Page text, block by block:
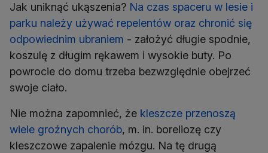
Jak uniknąć ukąszenia? Na czas spaceru w lesie i
parku należy używać repelentów oraz chronić się
odpowiednim ubraniem - założyć długie spodnie,
koszulę z długim rękawem i wysokie buty. Po
powrocie do domu trzeba bezwzględnie obejrzeć
swoje ciało.
Nie można zapomnieć, że kleszcze przenoszą
wiele groźnych chorób, m. in. boreliozę czy
kleszczowe zapalenie mózgu. Na tę drugą